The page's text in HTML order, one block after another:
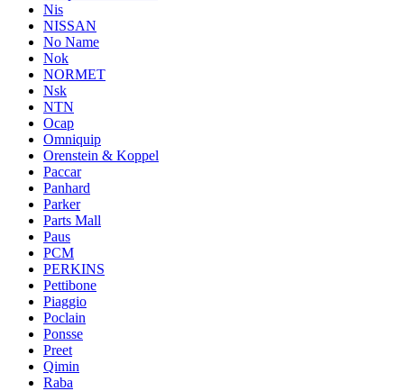
Nis
NISSAN
No Name
Nok
NORMET
Nsk
NTN
Ocap
Omniquip
Orenstein & Koppel
Paccar
Panhard
Parker
Parts Mall
Paus
PCM
PERKINS
Pettibone
Piaggio
Poclain
Ponsse
Preet
Qimin
Raba